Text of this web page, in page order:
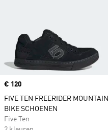
Price
€ 120
FIVE TEN FREERIDER MOUNTAIN
BIKE SCHOENEN
Five Ten